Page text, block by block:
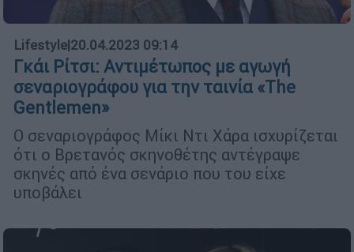
Lifestyle|20.04.2023 09:14
Γκάι Ρίτσι: Αντιμέτωπος με αγωγή
σεναριογράφου για την ταινία «The
Gentlemen»
Ο σεναριογράφος Μίκι Ντι Χάρα ισχυρίζεται
ότι ο Βρετανός σκηνοθέτης αντέγραψε
σκηνές από ένα σενάριο που του είχε
υποβάλει